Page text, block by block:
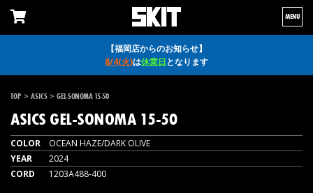
【福岡店からのお知らせ】
8/4(火)は休業日となります
MENU
TOP > ASICS > GEL-SONOMA 15-50
ASICS GEL-SONOMA 15-50
COLOR
OCEAN HAZE/DARK OLIVE
YEAR
2024
CORD
1203A488-400